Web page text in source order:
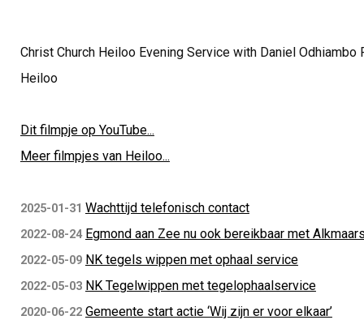
Christ Church Heiloo Evening Service with Daniel Odhiambo
Heiloo
Dit filmpje op YouTube...
Meer filmpjes van Heiloo...
2025-01-31 Wachttijd telefonisch contact
2022-08-24 Egmond aan Zee nu ook bereikbaar met
2022-05-09 NK tegels wippen met ophaal service
2022-05-03 NK Tegelwippen met tegelophaalservice
2020-06-22 Gemeente start actie ‘Wij zijn er voor elkaar’